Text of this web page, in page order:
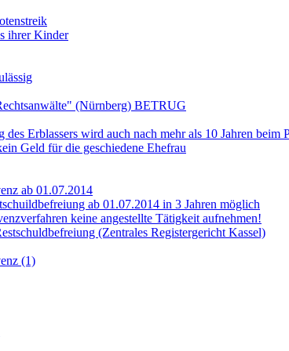
ihrer Kinder
(Nürnberg) BETRUG
Erblassers wird auch nach mehr als 10 Jahren
Geld für die geschiedene Ehefrau
ab 01.07.2014
ab 01.07.2014 in 3 Jahren möglich
keine angestellte Tätigkeit aufnehmen!
(Zentrales Registergericht Kassel)
(1)